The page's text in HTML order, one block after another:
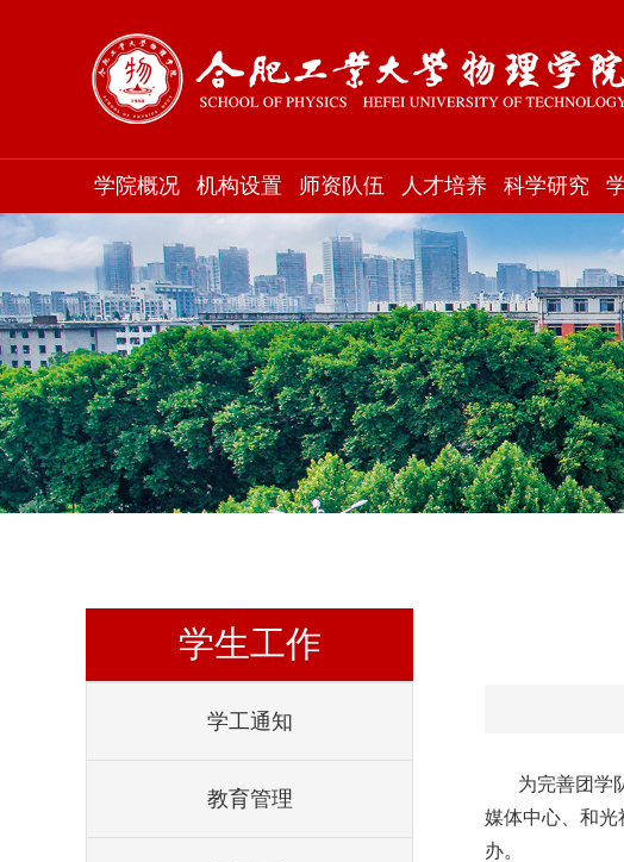
学院概况 机构设置 师资队伍 人才培养 科学研究
学生工作
学工通知
教育管理
为完善团学
媒体中心、和光
办。